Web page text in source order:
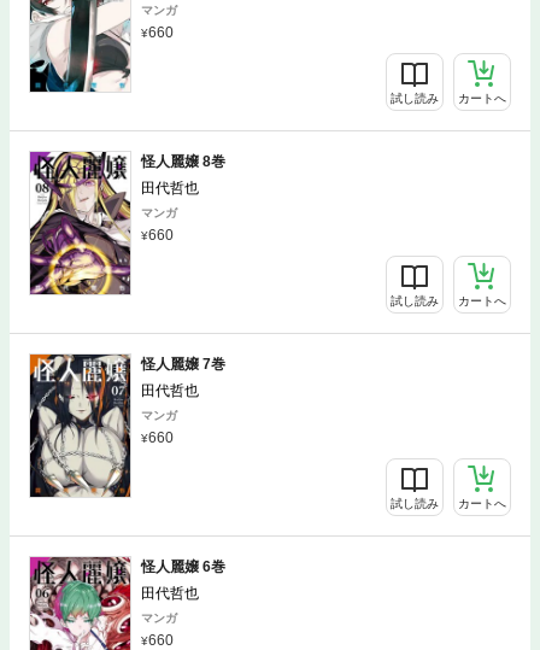
マンガ
660
試し読み カートへ
怪人麗嬢 8巻
田代哲也
マンガ
660
試し読み カートへ
怪人麗嬢 7巻
田代哲也
マンガ
660
試し読み カートへ
怪人麗嬢 6巻
田代哲也
マンガ
660